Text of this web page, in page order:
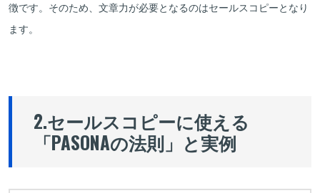
徴です。そのため、文章力が必要となるのはセールスコピーとなり
ます。
2.セールスコピーに使える
「PASONAの法則」と実例